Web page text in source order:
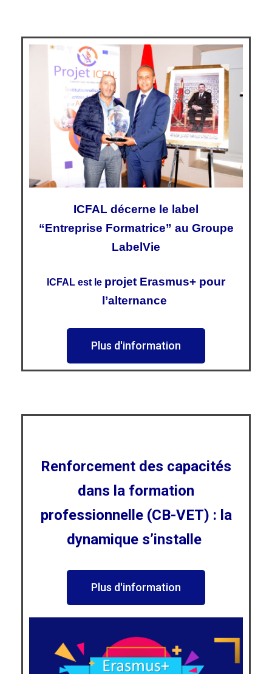
ICFAL décerne le label
“Entreprise Formatrice” au Groupe
LabelVie
ICFAL est le projet Erasmus+ pour
l’alternance
Plus d'information
Renforcement des capacités
dans la formation
professionnelle (CB-VET) : la
dynamique s’installe
Plus d'information